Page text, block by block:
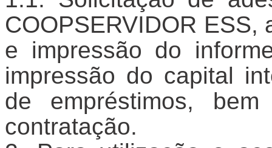
COOPSERVIDOR
e impressão do
impressão do capital
de empréstimos,
contratação.